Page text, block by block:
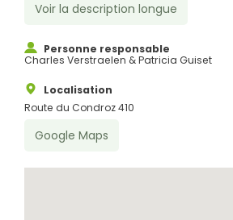
Voir la description longue
Personne responsable
Charles Verstraelen & Patricia Guiset
Localisation
Route du Condroz 410
Google Maps